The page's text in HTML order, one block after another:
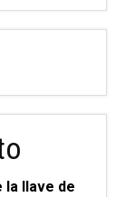
la llave de